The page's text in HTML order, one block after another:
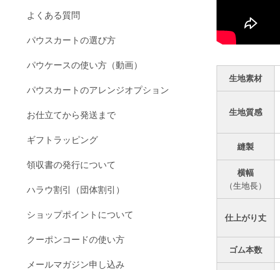
生地素材
生地質感
縫製
横幅
（生地長）
仕上がり丈
ゴム本数
よくある質問
パウスカートの選び方
パウケースの使い方（動画）
パウスカートのアレンジオプション
お仕立てから発送まで
ギフトラッピング
領収書の発行について
ハラウ割引（団体割引）
ショップポイントについて
クーポンコードの使い方
メールマガジン申し込み